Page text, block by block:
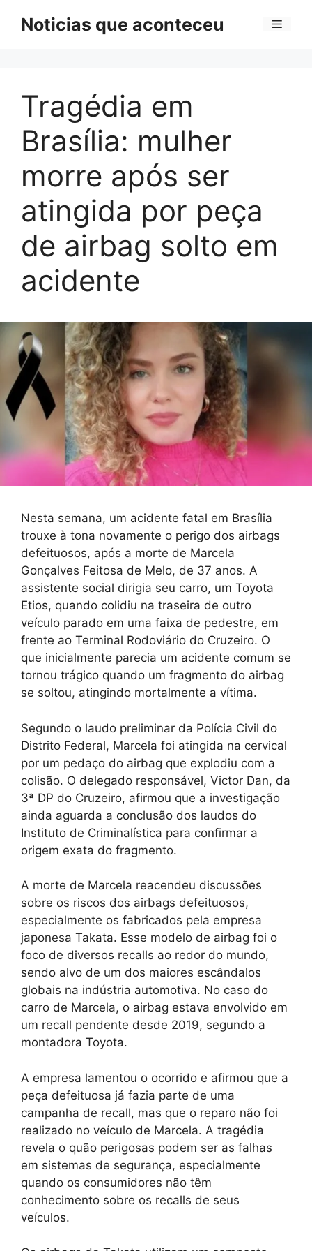
Noticias que aconteceu Menu
Tragédia em
Brasília: mulher
morre após ser
atingida por peça
de airbag solto em
acidente
Nesta semana, um acidente fatal em Brasília
trouxe à tona novamente o perigo dos airbags
defeituosos, após a morte de Marcela
Gonçalves Feitosa de Melo, de 37 anos. A
assistente social dirigia seu carro, um Toyota
Etios, quando colidiu na traseira de outro
veículo parado em uma faixa de pedestre, em
frente ao Terminal Rodoviário do Cruzeiro. O
que inicialmente parecia um acidente comum se
tornou trágico quando um fragmento do airbag
se soltou, atingindo mortalmente a vítima.
Segundo o laudo preliminar da Polícia Civil do
Distrito Federal, Marcela foi atingida na cervical
por um pedaço do airbag que explodiu com a
colisão. O delegado responsável, Victor Dan, da
3ª DP do Cruzeiro, afirmou que a investigação
ainda aguarda a conclusão dos laudos do
Instituto de Criminalística para confirmar a
origem exata do fragmento.
A morte de Marcela reacendeu discussões
sobre os riscos dos airbags defeituosos,
especialmente os fabricados pela empresa
japonesa Takata. Esse modelo de airbag foi o
foco de diversos recalls ao redor do mundo,
sendo alvo de um dos maiores escândalos
globais na indústria automotiva. No caso do
carro de Marcela, o airbag estava envolvido em
um recall pendente desde 2019, segundo a
montadora Toyota.
A empresa lamentou o ocorrido e afirmou que a
peça defeituosa já fazia parte de uma
campanha de recall, mas que o reparo não foi
realizado no veículo de Marcela. A tragédia
revela o quão perigosas podem ser as falhas
em sistemas de segurança, especialmente
quando os consumidores não têm
conhecimento sobre os recalls de seus
veículos.